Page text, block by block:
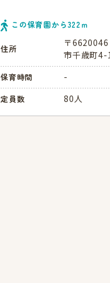
この保育園から322ｍ
住所
〒6620046
市千歳町4-
保育時間 -
定員数 80人